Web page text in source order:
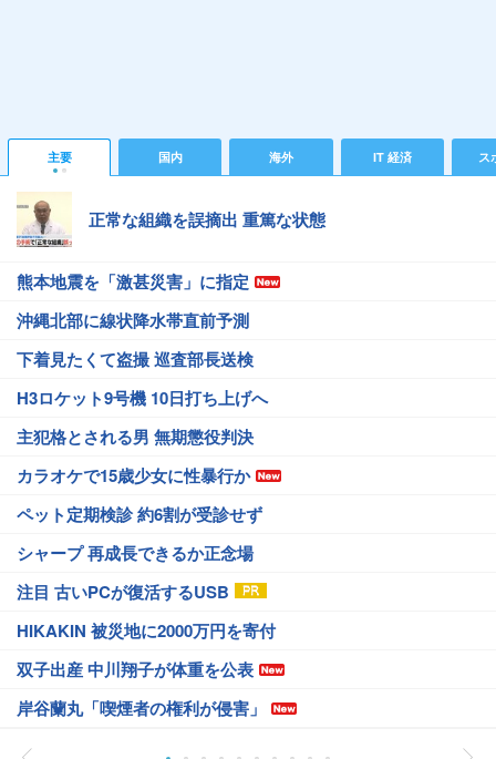
主要 国内 海外 IT 経済 ス
正常な組織を誤摘出 重篤な状態
熊本地震を「激甚災害」に指定
沖縄北部に線状降水帯直前予測
下着見たくて盗撮 巡査部長送検
H3ロケット9号機 10日打ち上げへ
主犯格とされる男 無期懲役判決
カラオケで15歳少女に性暴行か
ペット定期検診 約6割が受診せず
シャープ 再成長できるか正念場
注目 古いPCが復活するUSB
HIKAKIN 被災地に2000万円を寄付
双子出産 中川翔子が体重を公表
岸谷蘭丸「喫煙者の権利が侵害」